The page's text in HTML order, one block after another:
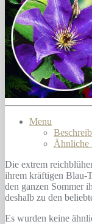
Menu
Ähnliche
Die extrem
ihrem kräftigen Blau-
den ganzen Sommer
deshalb zu den
Es wurden keine